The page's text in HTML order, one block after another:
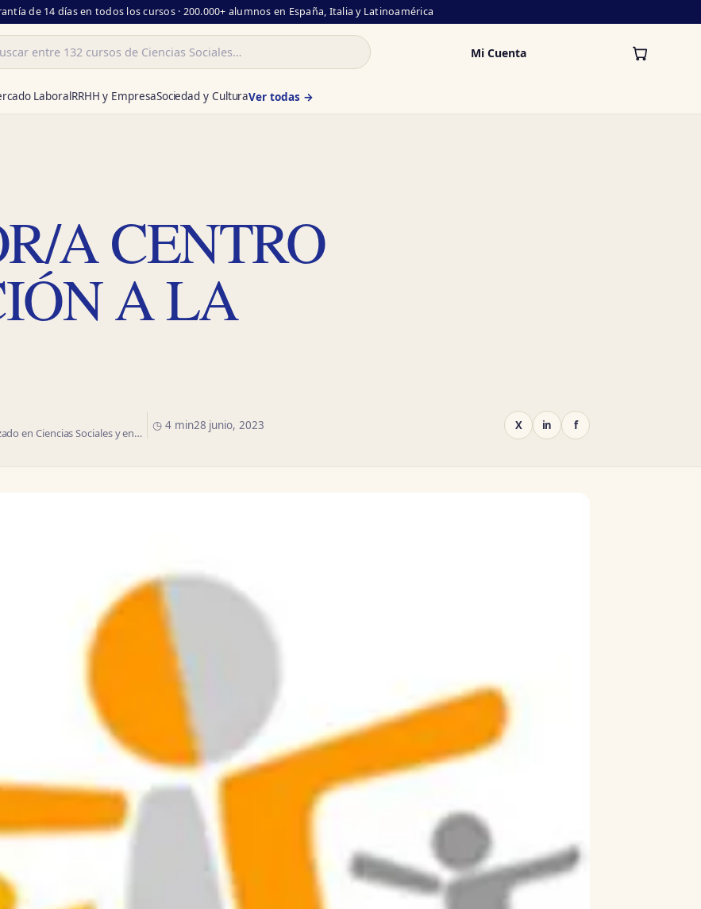
de 14 días en todos los cursos · 200.000+ alumnos en España, Italia y Latinoamérica
Mi Cuenta
LaboralRRHH y EmpresaSociedad y CulturaVer todas →
A CENTRO
A LA
en Ciencias Sociales y en…
◷ 4 min28 junio, 2023 X in f